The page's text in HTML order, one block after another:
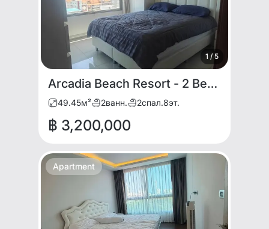
1 / 5
Arcadia Beach Resort - 2 Bedroom Condo for Sale
49.45м² 2ванн. 2спал.8эт.
฿ 3,200,000
Apartment